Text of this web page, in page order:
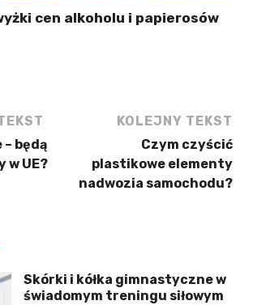
cen alkoholu i papierosów
– będą
w UE?
KOLEJNY TEKST
Czym czyścić
plastikowe elementy
nadwozia samochodu?
Skórki i kółka gimnastyczne w
świadomym treningu siłowym